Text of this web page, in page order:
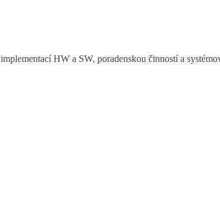
HW a SW, poradenskou činností a